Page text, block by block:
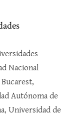
Nacional
Autónoma de
Universidad de